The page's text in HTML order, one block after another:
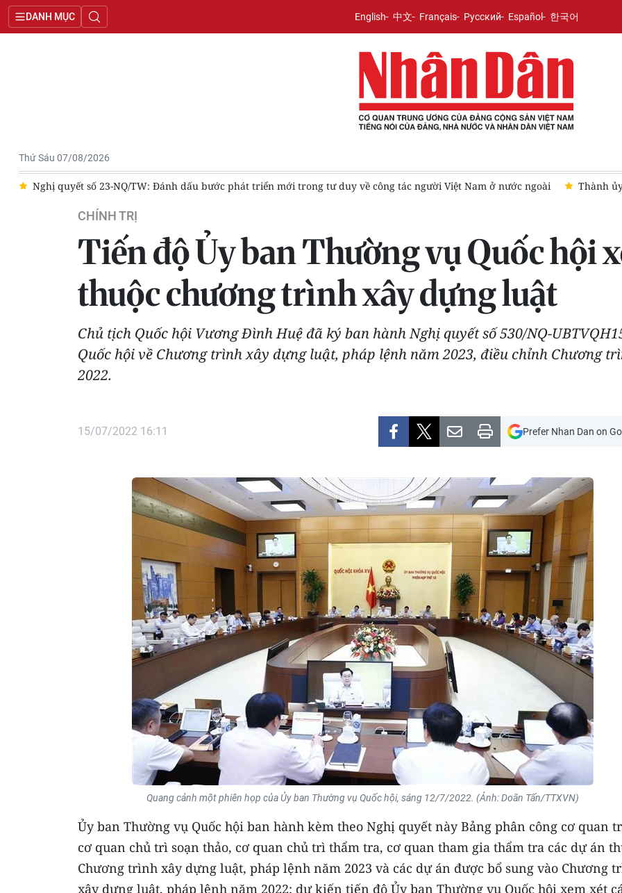
DANH MỤC English 中文 Français Русский Español 한국어
Thứ Sáu 07/08/2026
về công tác người Việt Nam ở nước ngoài Thành ủy Thành phố Hồ Chí Minh khảo sát công tác xây dựng tổ chức Đảng tại
CHÍNH TRỊ
Tiến độ Ủy ban Thường vụ Quốc hội
thuộc chương trình xây dựng luật
Chủ tịch Quốc hội Vương Đình Huệ đã ký ban hành Nghị quyết số 530/NQ-
Quốc hội về Chương trình xây dựng luật, pháp lệnh năm 2023, điều chỉnh Chương
2022.
15/07/2022 16:11 Prefer Nhan Dan on
Quang cảnh một phiên họp của Ủy ban Thường vụ Quốc hội, sáng 12/7/2022. (Ảnh: Doãn Tấn/TTXVN)
Ủy ban Thường vụ Quốc hội ban hành kèm theo Nghị quyết này Bảng phân công cơ quan
cơ quan chủ trì soạn thảo, cơ quan chủ trì thẩm tra, cơ quan tham gia thẩm tra các dự án
Chương trình xây dựng luật, pháp lệnh năm 2023 và các dự án được bổ sung vào Chương
xây dựng luật, pháp lệnh năm 2022; dự kiến tiến độ Ủy ban Thường vụ Quốc hội xem xét